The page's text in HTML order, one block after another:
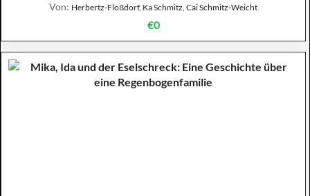
Von: Herbertz-Floßdorf, Ka Schmitz, Cai Schmitz-Weicht
€0